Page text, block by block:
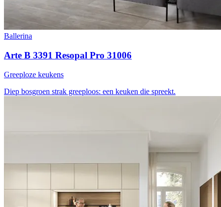
Ballerina
Arte B 3391 Resopal Pro 31006
Greeploze keukens
Diep bosgroen strak greeploos: een keuken die spreekt.